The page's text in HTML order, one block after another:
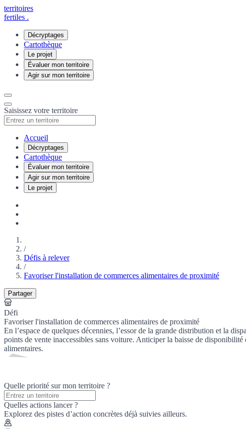
territoires
fertiles .
Décryptages
Cartothèque
Le projet
Évaluer mon territoire
Agir sur mon territoire
Saisissez votre territoire
Accueil
Décryptages
Cartothèque
Évaluer mon territoire
Agir sur mon territoire
Le projet
/
Défis à relever
/
Favoriser l'installation de commerces alimentaires de proximité
Partager
Défi
Favoriser l'installation de commerces alimentaires de proximité
En l’espace de quelques décennies, l’essor de la grande distribution et la
points de vente inaccessibles sans voiture. Anticiper la baisse de
alimentaires.
Quelle priorité sur mon territoire ?
Quelles actions lancer ?
Explorez des pistes d’action concrètes déjà suivies ailleurs.